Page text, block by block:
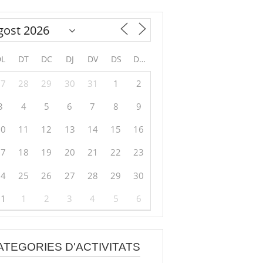
DT DC DJ DV DS DG
28 29 30 31 1
2
4 5 6 7 8
9
11 12 13 14 15
16
18 19 20 21 22
23
25 26 27 28 29
30
1 2 3 4 5 6
D'ACTIVITATS